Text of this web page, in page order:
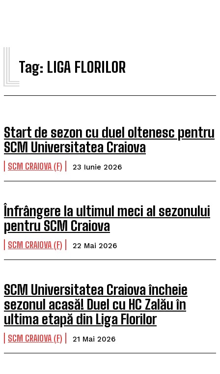
Tag: LIGA FLORILOR
L
Start de sezon cu duel oltenesc pentru
SCM Universitatea Craiova
SCM CRAIOVA (F) 23 Iunie 2026
Înfrângere la ultimul meci al sezonului
pentru SCM Craiova
SCM CRAIOVA (F) 22 Mai 2026
SCM Universitatea Craiova încheie
sezonul acasă! Duel cu HC Zalău în
ultima etapă din Liga Florilor
SCM CRAIOVA (F) 21 Mai 2026